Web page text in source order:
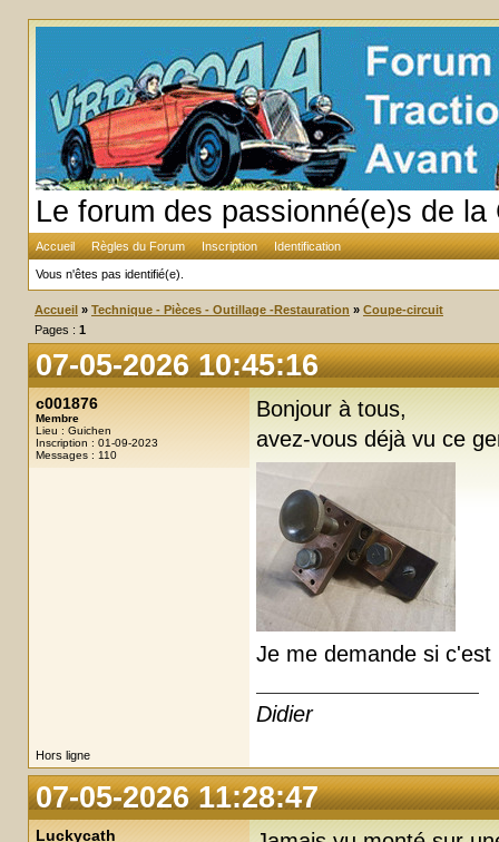
Le forum des passionné(e)s de
Accueil Règles du Forum Inscription Identification
Vous n'êtes pas identifié(e).
Accueil » Technique - Pièces - Outillage -Restauration » Coupe-circuit
Pages : 1
07-05-2026 10:45:16
c001876
Membre
Lieu : Guichen
Inscription : 01-09-2023
Messages : 110
Bonjour à tous,
avez-vous déjà vu ce
Je me demande si
Didier
Hors ligne
07-05-2026 11:28:47
Luckycath